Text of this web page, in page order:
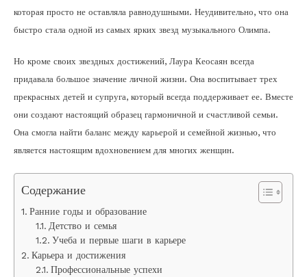
которая просто не оставляла равнодушными. Неудивительно, что она
быстро стала одной из самых ярких звезд музыкального Олимпа.
Но кроме своих звездных достижений, Лаура Кеосаян всегда
придавала большое значение личной жизни. Она воспитывает трех
прекрасных детей и супруга, который всегда поддерживает ее. Вместе
они создают настоящий образец гармоничной и счастливой семьи.
Она смогла найти баланс между карьерой и семейной жизнью, что
является настоящим вдохновением для многих женщин.
Содержание
Ранние годы и образование
Детство и семья
Учеба и первые шаги в карьере
Карьера и достижения
Профессиональные успехи